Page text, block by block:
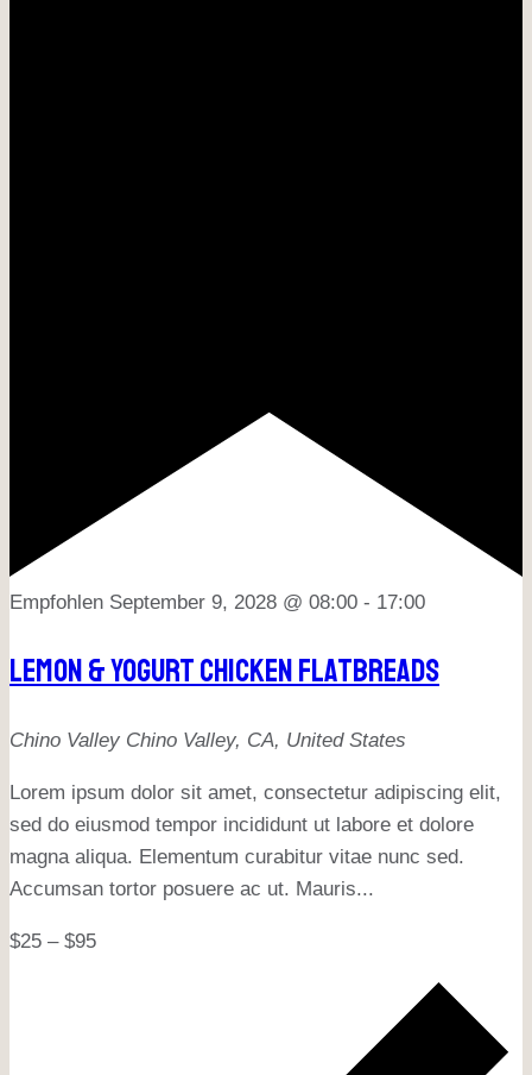
Empfohlen September 9, 2028 @ 08:00 - 17:00
Lemon & Yogurt Chicken Flatbreads
Chino Valley Chino Valley, CA, United States
Lorem ipsum dolor sit amet, consectetur adipiscing elit,
sed do eiusmod tempor incididunt ut labore et dolore
magna aliqua. Elementum curabitur vitae nunc sed.
Accumsan tortor posuere ac ut. Mauris...
$25 – $95